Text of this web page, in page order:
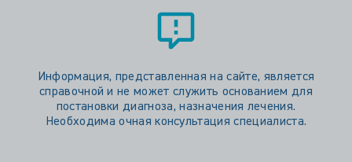
Информация, представленная на сайте, является
справочной и не может служить основанием для
постановки диагноза, назначения лечения.
Необходима очная консультация специалиста.